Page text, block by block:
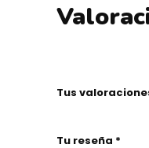
Tus
Tu reseña *